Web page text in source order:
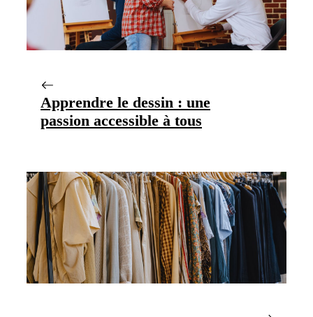
Apprendre le dessin : une
passion accessible à tous